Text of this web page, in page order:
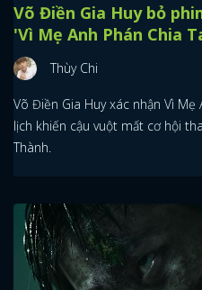
Võ Điền Gia Huy bỏ
'Vì Mẹ Anh Phán Chia
Thùy Chi
Võ Điền Gia Huy xác nhận Vì
lịch khiến cậu vuột mất cơ hội
Thành.